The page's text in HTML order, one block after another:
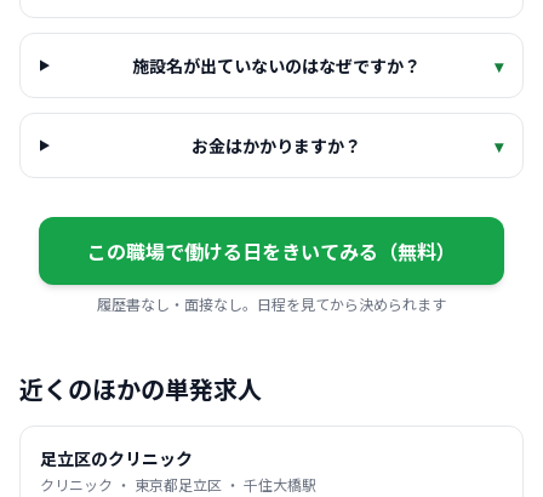
施設名が出ていないのはなぜですか？ ▾
お金はかかりますか？ ▾
この職場で働ける日をきいてみる（無料）
履歴書なし・面接なし。日程を見てから決められます
近くのほかの単発求人
足立区のクリニック
クリニック ・ 東京都足立区 ・ 千住大橋駅